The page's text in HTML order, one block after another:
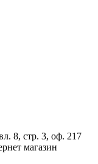
8, стр. 3, оф. 217
магазин